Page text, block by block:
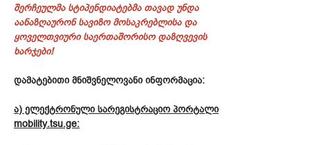
შერჩეულმა სტიპენდიატებმა თავად უნდა
აანაზღაურონ სავიზო მოსაკრებლისა და
ყოველთვიური საერთაშორისო დაზღვევის
ხარჯები!
დამატებითი მნიშვნელოვანი ინფორმაცია:
ა) ელექტრონული სარეგისტრაციო პორტალი
mobility.tsu.ge: